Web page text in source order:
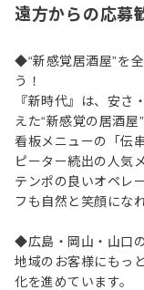
遠方からの応募
◆“新感覚居酒屋”を
う！
『新時代』は、安さ
えた“新感覚の居酒屋”
看板メニューの「伝
ピーター続出の人気
テンポの良いオペレ
フも自然と笑顔にな
◆広島・岡山・山口
地域のお客様にもっ
化を進めています。